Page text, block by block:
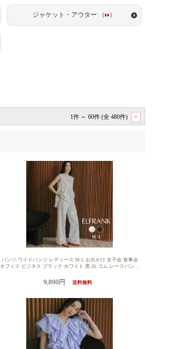
ジャケット・アウター （ ）
1件 ～ 60件 (全 480件) >
パンツ ワイドパンツ レディース M L お出かけ 女子会 食事会
オフィス ビジネス ブラック ホワイト 黒 白 ゴム レースパンツ
ディース 大きいサイズ きれいめ レース ワイドパンツ フレアパ
ンツ ロング ボトムス ロング丈 大人 カジュアル オケージョン
ースパンツ ワイド サテン ハイウエスト セットアップ可能
9,890円 送料無料